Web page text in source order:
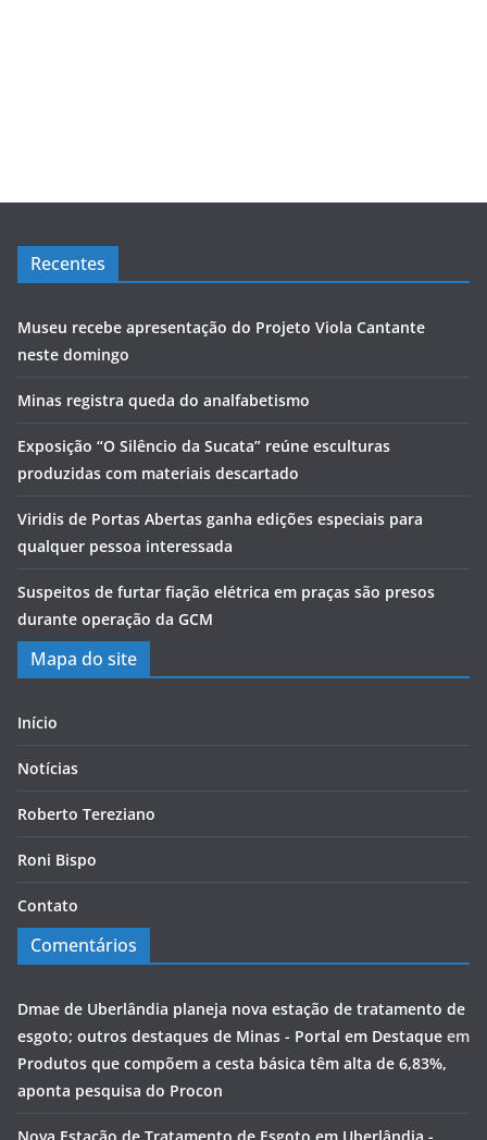
Recentes
Museu recebe apresentação do Projeto Viola Cantante
neste domingo
Minas registra queda do analfabetismo
Exposição “O Silêncio da Sucata” reúne esculturas
produzidas com materiais descartado
Viridis de Portas Abertas ganha edições especiais para
qualquer pessoa interessada
Suspeitos de furtar fiação elétrica em praças são presos
durante operação da GCM
Mapa do site
Início
Notícias
Roberto Tereziano
Roni Bispo
Contato
Comentários
Dmae de Uberlândia planeja nova estação de tratamento de
esgoto; outros destaques de Minas - Portal em Destaque em
Produtos que compõem a cesta básica têm alta de 6,83%,
aponta pesquisa do Procon